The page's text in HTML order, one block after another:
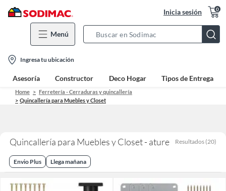
Inicia sesión 0
Menú
Bar
location-
icon
Ingresa tu ubicación
Asesoría Constructor Deco Hogar Tipos de Entrega
Home
Ferretería - Cerraduras y quincallería
Quincallería para Muebles y Closet
Quincallería para Muebles y Closet - ature Resultados (20)
Envio Plus Llega mañana